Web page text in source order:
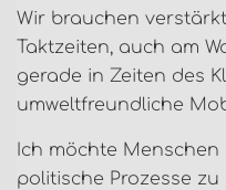
Wir brauchen
Taktzeiten, auch am
gerade in Zeiten des
umweltfreundliche
Ich möchte
politische Prozesse